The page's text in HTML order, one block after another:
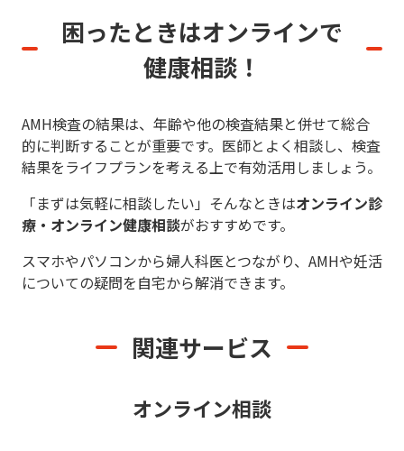
困ったときはオンラインで
健康相談！
AMH検査の結果は、年齢や他の検査結果と併せて総合
的に判断することが重要です。医師とよく相談し、検査
結果をライフプランを考える上で有効活用しましょう。
「まずは気軽に相談したい」そんなときはオンライン診
療・オンライン健康相談がおすすめです。
スマホやパソコンから婦人科医とつながり、AMHや妊活
についての疑問を自宅から解消できます。
関連サービス
オンライン相談